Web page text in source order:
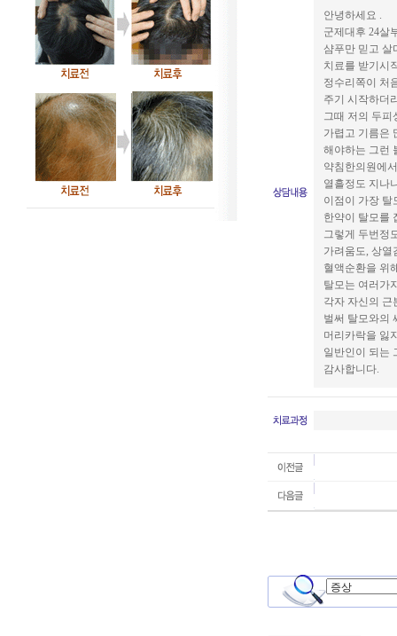
안녕하세요 .
군제대후 24살
샴푸만 믿고 살
치료를 받기시
정수리쪽이 처
주기 시작하더
그때 저의 두피
가렵고 기름은
해야하는 그런
약침한의원에
열흘정도 지나
이점이 가장 탈
한약이 탈모를
그렇게 두번정
가려움도, 상열
혈액순환을 위
탈모는 여러가
각자 자신의 근
벌써 탈모와의
머리카락을 잃
일반인이 되는
감사합니다.